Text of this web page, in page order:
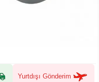
Yurtdışı Gönderim